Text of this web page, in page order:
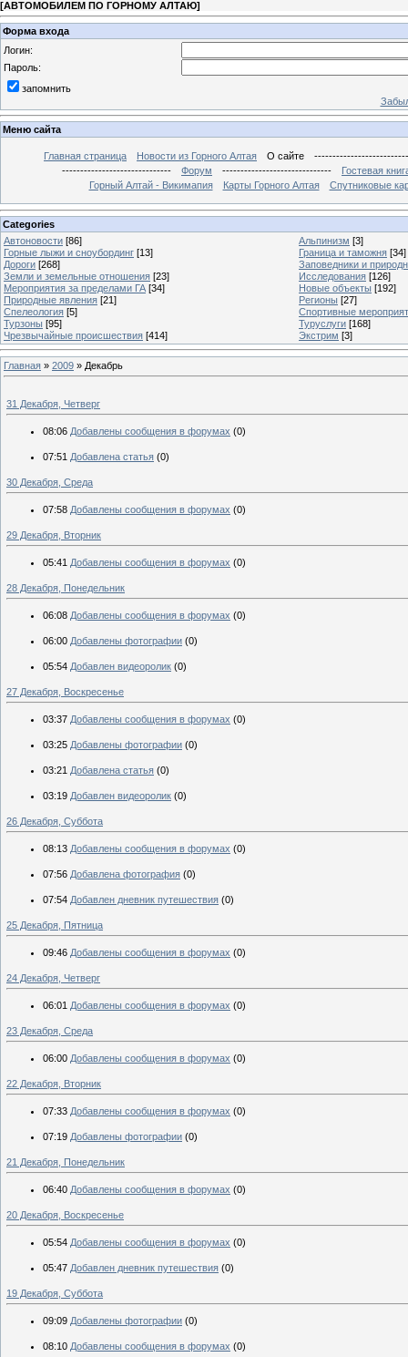
[АВТОМОБИЛЕМ ПО ГОРНОМУ АЛТАЮ]
Форма входа
Логин:
Пароль:
запомнить
Меню сайта
Главная страница Новости из Горного Алтая О сайте
------------------------------
Форум ------------------------------
Гостевая
Горный Алтай - Викимапия
Карты Горного Алтая Спутниковые
Categories
Автоновости [86] Альпинизм [3]
Горные лыжи и сноубординг [13] Граница и таможня [34]
Дороги [268]
Заповедники и
Земли и земельные отношения [23] Исследования [126]
Мероприятия за пределами ГА [34] Новые объекты [192]
Природные явления [21] Регионы [27]
Спелеология [5]
Спортивные
Турзоны [95] Туруслуги [168]
Чрезвычайные происшествия [414] Экстрим [3]
Главная » 2009 » Декабрь
31 Декабря, Четверг
08:06 Добавлены сообщения в форумах (0)
07:51 Добавлена статья (0)
30 Декабря, Среда
07:58 Добавлены сообщения в форумах (0)
29 Декабря, Вторник
05:41 Добавлены сообщения в форумах (0)
28 Декабря, Понедельник
06:08 Добавлены сообщения в форумах (0)
06:00 Добавлены фотографии (0)
05:54 Добавлен видеоролик (0)
27 Декабря, Воскресенье
03:37 Добавлены сообщения в форумах (0)
03:25 Добавлены фотографии (0)
03:21 Добавлена статья (0)
03:19 Добавлен видеоролик (0)
26 Декабря, Суббота
08:13 Добавлены сообщения в форумах (0)
07:56 Добавлена фотография (0)
07:54 Добавлен дневник путешествия (0)
25 Декабря, Пятница
09:46 Добавлены сообщения в форумах (0)
24 Декабря, Четверг
06:01 Добавлены сообщения в форумах (0)
23 Декабря, Среда
06:00 Добавлены сообщения в форумах (0)
22 Декабря, Вторник
07:33 Добавлены сообщения в форумах (0)
07:19 Добавлены фотографии (0)
21 Декабря, Понедельник
06:40 Добавлены сообщения в форумах (0)
20 Декабря, Воскресенье
05:54 Добавлены сообщения в форумах (0)
05:47 Добавлен дневник путешествия (0)
19 Декабря, Суббота
09:09 Добавлены фотографии (0)
08:10 Добавлены сообщения в форумах (0)